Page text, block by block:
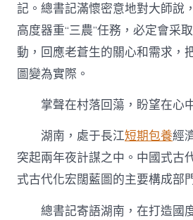
記。總書記滿懷密意地對大師說
高度器重“三農”任務，必定會采
動，回應老蒼生的關心和需求，
圖變為實際。
掌聲在村落回蕩，盼望在心
湖南，處于長江短期包養經
突起兩年夜計謀之中。中國式古
式古代化宏闊藍圖的主要構成部
總書記寄語湖南，在打造國